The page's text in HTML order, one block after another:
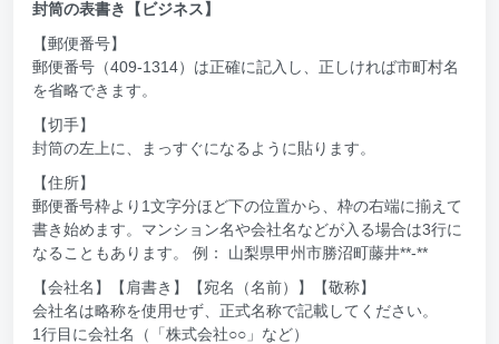
封筒の表書き【ビジネス】
【郵便番号】
郵便番号（409-1314）は正確に記入し、正しければ市町村名
を省略できます。
【切手】
封筒の左上に、まっすぐになるように貼ります。
【住所】
郵便番号枠より1文字分ほど下の位置から、枠の右端に揃えて
書き始めます。マンション名や会社名などが入る場合は3行に
なることもあります。 例： 山梨県甲州市勝沼町藤井**-**
【会社名】【肩書き】【宛名（名前）】【敬称】
会社名は略称を使用せず、正式名称で記載してください。
1行目に会社名（「株式会社○○」など）